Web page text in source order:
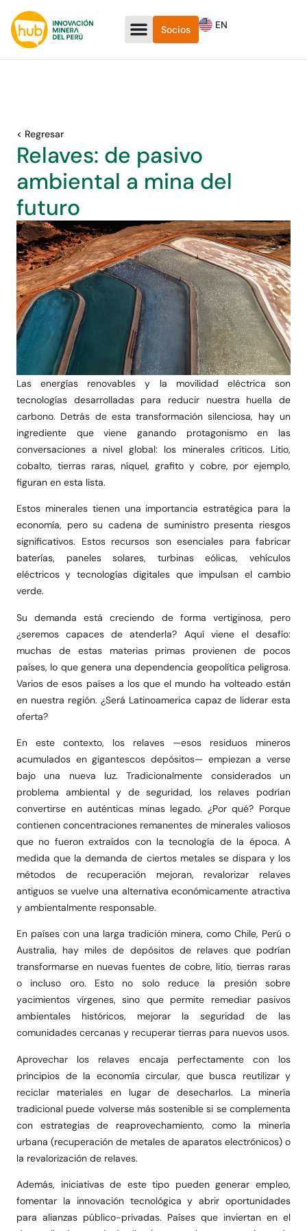
Socios EN
< Regresar
Relaves: de pasivo
ambiental a mina del
futuro
Las energías renovables y la movilidad eléctrica son
tecnologías desarrolladas para reducir nuestra huella de
carbono. Detrás de esta transformación silenciosa, hay un
ingrediente que viene ganando protagonismo en las
conversaciones a nivel global: los minerales críticos. Litio,
cobalto, tierras raras, níquel, grafito y cobre, por ejemplo,
figuran en esta lista.
Estos minerales tienen una importancia estratégica para la
economía, pero su cadena de suministro presenta riesgos
significativos. Estos recursos son esenciales para fabricar
baterías, paneles solares, turbinas eólicas, vehículos
eléctricos y tecnologías digitales que impulsan el cambio
verde.
Su demanda está creciendo de forma vertiginosa, pero
¿seremos capaces de atenderla? Aquí viene el desafío:
muchas de estas materias primas provienen de pocos
países, lo que genera una dependencia geopolítica peligrosa.
Varios de esos países a los que el mundo ha volteado están
en nuestra región. ¿Será Latinoamerica capaz de liderar esta
oferta?
En este contexto, los relaves —esos residuos mineros
acumulados en gigantescos depósitos— empiezan a verse
bajo una nueva luz. Tradicionalmente considerados un
problema ambiental y de seguridad, los relaves podrían
convertirse en auténticas minas legado. ¿Por qué? Porque
contienen concentraciones remanentes de minerales valiosos
que no fueron extraídos con la tecnología de la época. A
medida que la demanda de ciertos metales se dispara y los
métodos de recuperación mejoran, revalorizar relaves
antiguos se vuelve una alternativa económicamente atractiva
y ambientalmente responsable.
En países con una larga tradición minera, como Chile, Perú o
Australia, hay miles de depósitos de relaves que podrían
transformarse en nuevas fuentes de cobre, litio, tierras raras
o incluso oro. Esto no solo reduce la presión sobre
yacimientos vírgenes, sino que permite remediar pasivos
ambientales históricos, mejorar la seguridad de las
comunidades cercanas y recuperar tierras para nuevos usos.
Aprovechar los relaves encaja perfectamente con los
principios de la economía circular, que busca reutilizar y
reciclar materiales en lugar de desecharlos. La minería
tradicional puede volverse más sostenible si se complementa
con estrategias de reaprovechamiento, como la minería
urbana (recuperación de metales de aparatos electrónicos) o
la revalorización de relaves.
Además, iniciativas de este tipo pueden generar empleo,
fomentar la innovación tecnológica y abrir oportunidades
para alianzas público-privadas. Países que inviertan en el